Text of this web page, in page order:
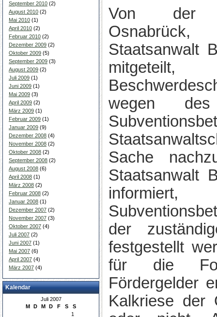
September 2010 (2)
August 2010 (2)
Mai 2010 (1)
April 2010 (2)
Februar 2010 (2)
Dezember 2009 (2)
Oktober 2009 (5)
September 2009 (3)
August 2009 (2)
Juli 2009 (1)
Juni 2009 (1)
Mai 2009 (3)
April 2009 (2)
März 2009 (1)
Februar 2009 (1)
Januar 2009 (9)
Dezember 2008 (4)
November 2008 (2)
Oktober 2008 (2)
September 2008 (2)
August 2008 (6)
April 2008 (1)
März 2008 (2)
Februar 2008 (2)
Januar 2008 (1)
Dezember 2007 (2)
November 2007 (3)
Oktober 2007 (4)
Juli 2007 (2)
Juni 2007 (1)
Mai 2007 (6)
April 2007 (4)
März 2007 (4)
Kalendar
Juli 2007
M
D M D F S S
1
Von der
Staatsanwalt
wegen
Sache
Staatsanwalt
der
festgestellt
für die
Fördergelder
Kalkriese der